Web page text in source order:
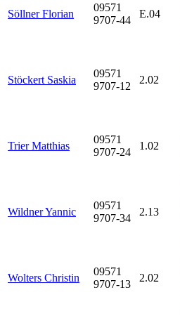
Söllner Florian
09571
9707-44
E.04
Stöckert Saskia
09571
9707-12
2.02
Trier Matthias
09571
9707-24
1.02
Wildner Yannic
09571
9707-34
2.13
Wolters Christin
09571
9707-13
2.02